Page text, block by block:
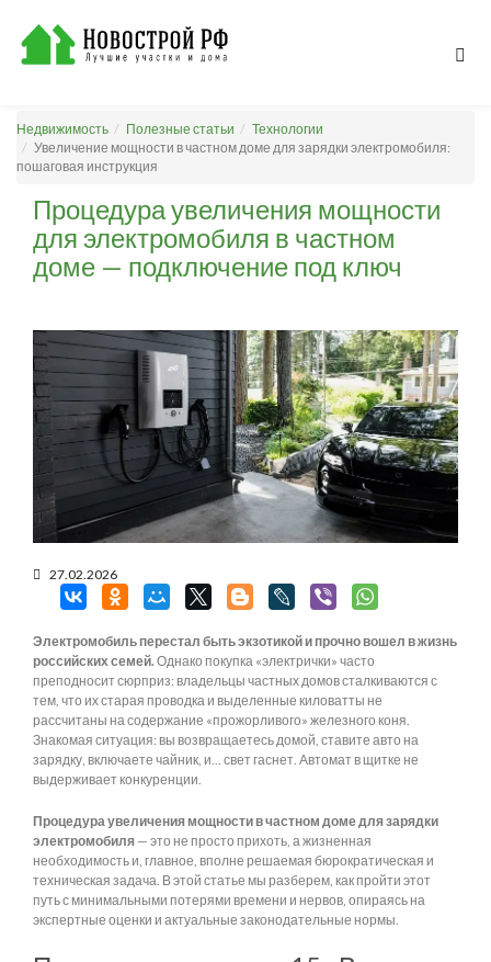
Недвижимость Полезные статьи
Технологии
Увеличение мощности в частном доме для зарядки электромобиля:
пошаговая инструкция
Процедура увеличения мощности
для электромобиля в частном
доме — подключение под ключ
27.02.2026
Электромобиль перестал быть экзотикой и прочно вошел в жизнь
российских семей. Однако покупка «электрички» часто
преподносит сюрприз: владельцы частных домов сталкиваются с
тем, что их старая проводка и выделенные киловатты не
рассчитаны на содержание «прожорливого» железного коня.
Знакомая ситуация: вы возвращаетесь домой, ставите авто на
зарядку, включаете чайник, и... свет гаснет. Автомат в щитке не
выдерживает конкуренции.
Процедура увеличения мощности в частном доме для зарядки
электромобиля — это не просто прихоть, а жизненная
необходимость и, главное, вполне решаемая бюрократическая и
техническая задача. В этой статье мы разберем, как пройти этот
путь с минимальными потерями времени и нервов, опираясь на
экспертные оценки и актуальные законодательные нормы.